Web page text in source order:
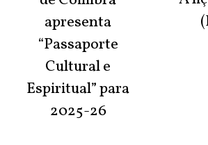
apresenta
“Passaporte
Cultural e
Espiritual” para
2025-26